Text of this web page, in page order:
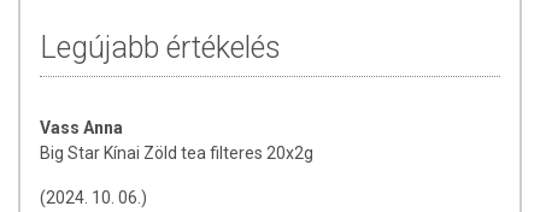
Legújabb értékelés
Vass Anna
Big Star Kínai Zöld tea filteres 20x2g
(2024. 10. 06.)